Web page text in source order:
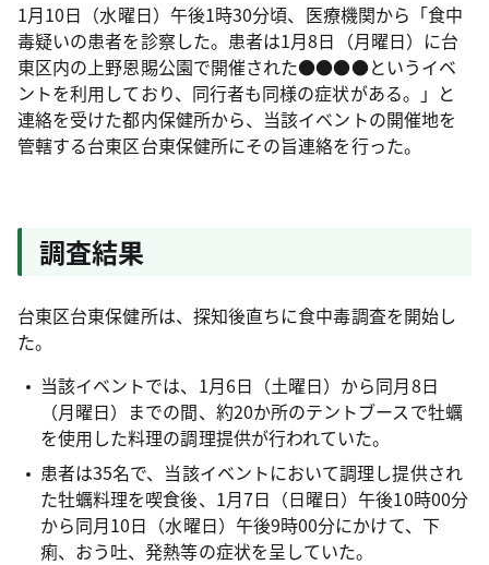
1月10日（水曜日）午後1時30分頃、医療機関から「食中
毒疑いの患者を診察した。患者は1月8日（月曜日）に台
東区内の上野恩賜公園で開催された●●●●というイベ
ントを利用しており、同行者も同様の症状がある。」と
連絡を受けた都内保健所から、当該イベントの開催地を
管轄する台東区台東保健所にその旨連絡を行った。
調査結果
台東区台東保健所は、探知後直ちに食中毒調査を開始し
た。
当該イベントでは、1月6日（土曜日）から同月8日
（月曜日）までの間、約20か所のテントブースで牡蠣
を使用した料理の調理提供が行われていた。
患者は35名で、当該イベントにおいて調理し提供され
た牡蠣料理を喫食後、1月7日（日曜日）午後10時00分
から同月10日（水曜日）午後9時00分にかけて、下
痢、おう吐、発熱等の症状を呈していた。